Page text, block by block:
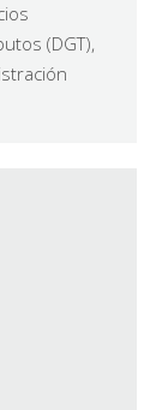
(DGT),